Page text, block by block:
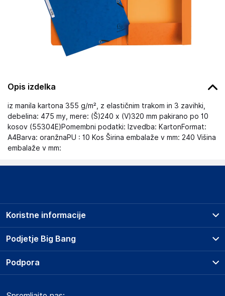
Opis izdelka
iz manila kartona 355 g/m², z elastičnim trakom in 3 zavihki,
debelina: 475 my, mere: (Š)240 x (V)320 mm pakirano po 10
kosov (55304E)Pomembni podatki: Izvedba: KartonFormat:
A4Barva: oranžnaPU : 10 Kos Širina embalaže v mm: 240 Višina
embalaže v mm:
Podjetje Big Bang
O podjetju
Koristne informacije
Prodajna mesta
Storitve
Dostava, vnos in odvoz
Podpora